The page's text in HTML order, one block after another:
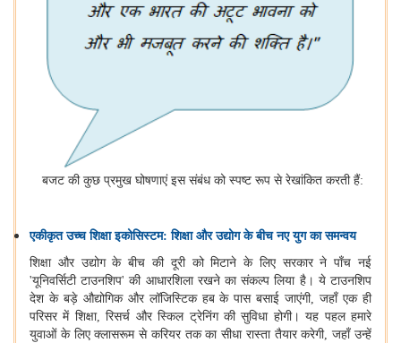
बजट की कुछ प्रमुख घोषणाएं इस संबंध को स्पष्ट रूप से रेखांकित करती हैं:
एकीकृत उच्च शिक्षा इकोसिस्टम: शिक्षा और उद्योग के बीच नए युग का समन्वय
शिक्षा और उद्योग के बीच की दूरी को मिटाने के लिए सरकार ने पाँच नई
'यूनिवर्सिटी टाउनशिप'की आधारशिला रखने का संकल्प लिया है। ये टाउनशिप
देश के बड़े औद्योगिक और लॉजिस्टिक हब के पास बसाई जाएंगी,जहाँ एक ही
परिसर में शिक्षा,रिसर्च और स्किल ट्रेनिंग की सुविधा होगी। यह पहल हमारे
युवाओं के लिए क्लासरूम से करियर तक का सीधा रास्ता तैयार करेगी,जहाँ उन्हें